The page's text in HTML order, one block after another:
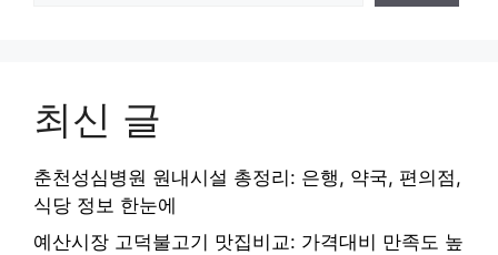
최신 글
춘천성심병원 원내시설 총정리: 은행, 약국, 편의점,
식당 정보 한눈에
예산시장 고덕불고기 맛집비교: 가격대비 만족도 높